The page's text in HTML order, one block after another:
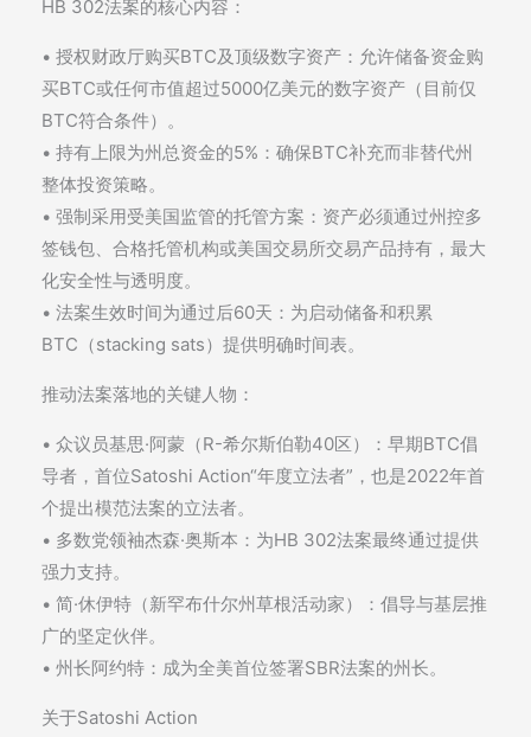
HB 302法案的核心内容：
• 授权财政厅购买BTC及顶级数字资产：允许储备资金购
买BTC或任何市值超过5000亿美元的数字资产（目前仅
BTC符合条件）。
• 持有上限为州总资金的5%：确保BTC补充而非替代州
整体投资策略。
• 强制采用受美国监管的托管方案：资产必须通过州控多
签钱包、合格托管机构或美国交易所交易产品持有，最大
化安全性与透明度。
• 法案生效时间为通过后60天：为启动储备和积累
BTC（stacking sats）提供明确时间表。
推动法案落地的关键人物：
• 众议员基思·阿蒙（R-希尔斯伯勒40区）：早期BTC倡
导者，首位Satoshi Action“年度立法者”，也是2022年首
个提出模范法案的立法者。
• 多数党领袖杰森·奥斯本：为HB 302法案最终通过提供
强力支持。
• 简·休伊特（新罕布什尔州草根活动家）：倡导与基层推
广的坚定伙伴。
• 州长阿约特：成为全美首位签署SBR法案的州长。
关于Satoshi Action